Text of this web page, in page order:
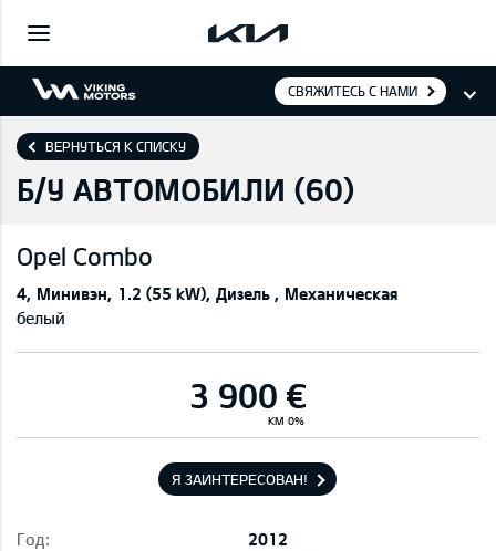
СВЯЖИТЕСЬ С НАМИ
ВЕРНУТЬСЯ К СПИСКУ
Б/У АВТОМОБИЛИ (60)
Opel Combo
4 Минивэн 1.2 (55 kW) Дизель
Механическая
белый
3 900 €
KM 0%
Я ЗАИНТЕРЕСОВАН!
Год:
2012